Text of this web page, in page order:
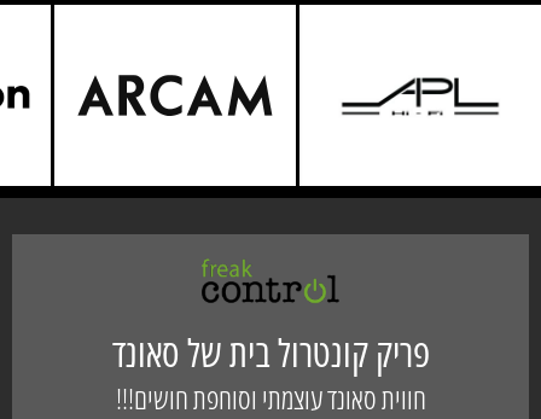
פריק קונטרול בית של סאונד
חווית סאונד עוצמתי וסוחפת חושים!!!